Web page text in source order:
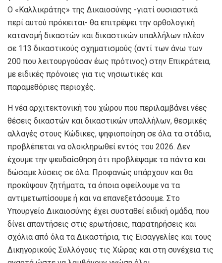
Ο «Καλλικράτης» της Δικαιοσύνης -γιατί ουσιαστικά
περί αυτού πρόκειται- θα επιτρέψει την ορθολογική
κατανομή δικαστών και δικαστικών υπαλλήλων πλέον
σε 113 δικαστικούς σχηματισμούς (αντί των άνω των
200 που λειτουργούσαν έως πρότινος) στην Επικράτεια,
με ειδικές πρόνοιες για τις νησιωτικές και
παραμεθόριες περιοχές.
Η νέα αρχιτεκτονική του χώρου που περιλαμβάνει νέες
θέσεις δικαστών και δικαστικών υπαλλήλων, θεσμικές
αλλαγές στους Κώδικες, ψηφιοποίηση σε όλα τα στάδια,
προβλέπεται να ολοκληρωθεί εντός του 2026. Δεν
έχουμε την ψευδαίσθηση ότι προβλέψαμε τα πάντα και
δώσαμε λύσεις σε όλα. Προφανώς υπάρχουν και θα
προκύψουν ζητήματα, τα όποια οφείλουμε να τα
αντιμετωπίσουμε ή και να επανεξετάσουμε. Στο
Υπουργείο Δικαιοσύνης έχει συσταθεί ειδική ομάδα, που
δίνει απαντήσεις στις ερωτήσεις, παρατηρήσεις και
σχόλια από όλα τα Δικαστήρια, τις Εισαγγελίες και τους
Δικηγορικούς Συλλόγους τις Χώρας και στη συνέχεια τις